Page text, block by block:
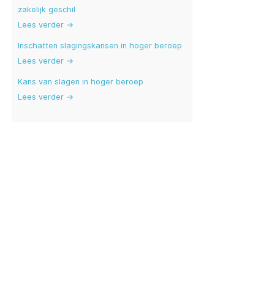
zakelijk geschil
Lees verder →
Inschatten slagingskansen in hoger beroep
Lees verder →
Kans van slagen in hoger beroep
Lees verder →